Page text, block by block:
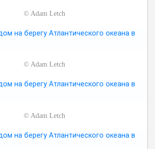
© Adam Letch
© Adam Letch
© Adam Letch